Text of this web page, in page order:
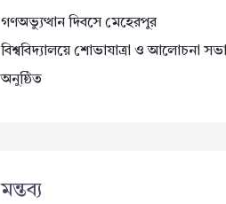
গণঅভ্যুত্থান দিবসে মেহেরপুর
বিশ্ববিদ্যালয়ে শোভাযাত্রা ও আলোচনা সভা
অনুষ্ঠিত
মন্তব্য